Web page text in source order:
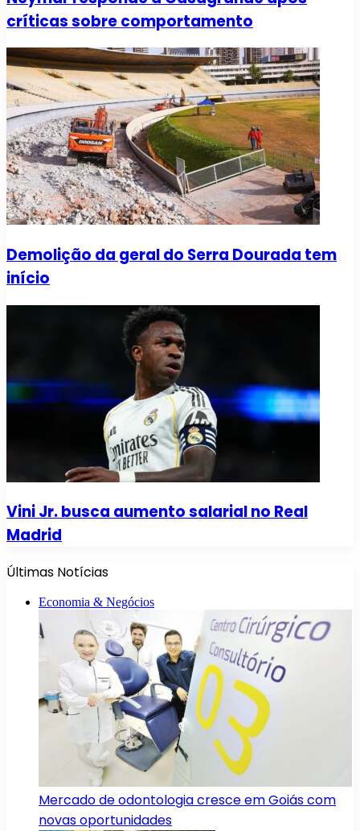
críticas sobre comportamento
Demolição da geral do Serra Dourada tem
início
Vini Jr. busca aumento salarial no Real
Madrid
Últimas Notícias
Economia & Negócios
Mercado de odontologia cresce em Goiás com
novas oportunidades